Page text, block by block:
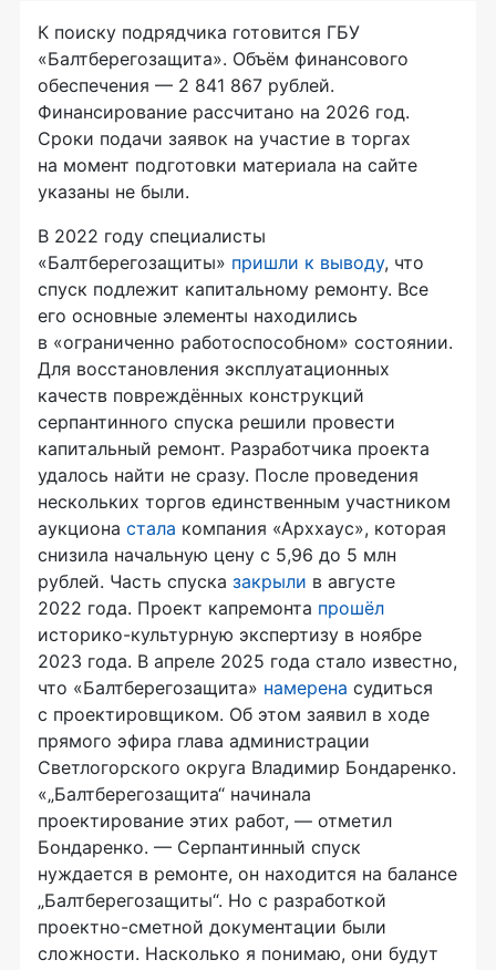
К поиску подрядчика готовится ГБУ
«Балтберегозащита». Объём финансового
обеспечения — 2 841 867 рублей.
Финансирование рассчитано на 2026 год.
Сроки подачи заявок на участие в торгах
на момент подготовки материала на сайте
указаны не были.
В 2022 году специалисты
«Балтберегозащиты» пришли к выводу, что
спуск подлежит капитальному ремонту. Все
его основные элементы находились
в «ограниченно работоспособном» состоянии.
Для восстановления эксплуатационных
качеств повреждённых конструкций
серпантинного спуска решили провести
капитальный ремонт. Разработчика проекта
удалось найти не сразу. После проведения
нескольких торгов единственным участником
аукциона стала компания «Арххаус», которая
снизила начальную цену с 5,96 до 5 млн
рублей. Часть спуска закрыли в августе
2022 года. Проект капремонта прошёл
историко-культурную экспертизу в ноябре
2023 года. В апреле 2025 года стало известно,
что «Балтберегозащита» намерена судиться
с проектировщиком. Об этом заявил в ходе
прямого эфира глава администрации
Светлогорского округа Владимир Бондаренко.
«„Балтберегозащита“ начинала
проектирование этих работ, — отметил
Бондаренко. — Серпантинный спуск
нуждается в ремонте, он находится на балансе
„Балтберегозащиты“. Но с разработкой
проектно-сметной документации были
сложности. Насколько я понимаю, они будут